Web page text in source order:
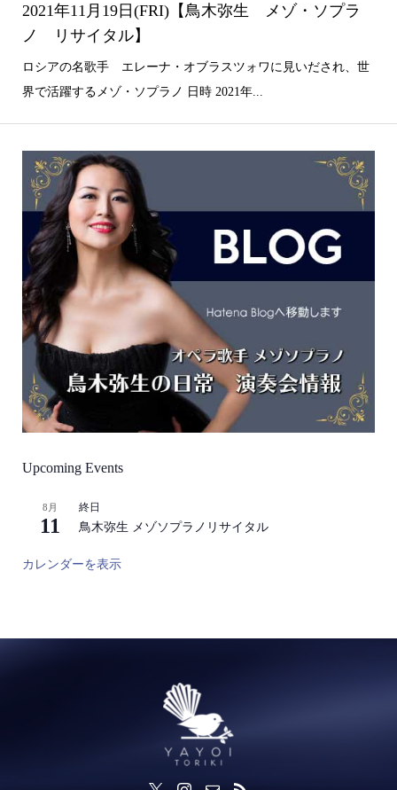
2021年11月19日(FRI)【鳥木弥生 メゾ・ソプラ
ノ リサイタル】
ロシアの名歌手 エレーナ・オブラスツォワに見いだされ、世
界で活躍するメゾ・ソプラノ 日時 2021年...
Upcoming Events
8月
11
終日
鳥木弥生 メゾソプラノリサイタル
カレンダーを表示